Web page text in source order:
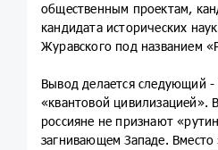
общественным проектам,
кандидата исторических
Журавского под названием
Вывод делается следующий
«квантовой цивилизацией».
россияне не признают
загнивающем Западе.